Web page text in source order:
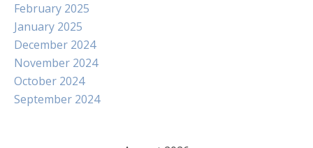
February 2025
January 2025
December 2024
November 2024
October 2024
September 2024